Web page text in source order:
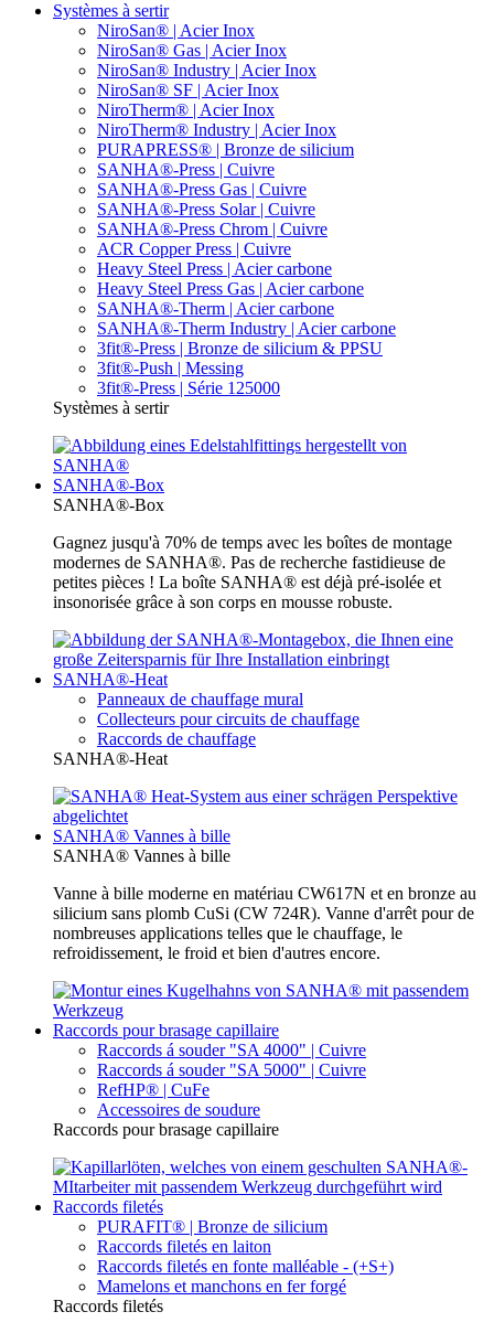
Systèmes à sertir
NiroSan® | Acier Inox
NiroSan® Gas | Acier Inox
NiroSan® Industry | Acier Inox
NiroSan® SF | Acier Inox
NiroTherm® | Acier Inox
NiroTherm® Industry | Acier Inox
PURAPRESS® | Bronze de silicium
SANHA®-Press | Cuivre
SANHA®-Press Gas | Cuivre
SANHA®-Press Solar | Cuivre
SANHA®-Press Chrom | Cuivre
ACR Copper Press | Cuivre
Heavy Steel Press | Acier carbone
Heavy Steel Press Gas | Acier carbone
SANHA®-Therm | Acier carbone
SANHA®-Therm Industry | Acier carbone
3fit®-Press | Bronze de silicium & PPSU
3fit®-Push | Messing
3fit®-Press | Série 125000
Systèmes à sertir
SANHA®-Box
SANHA®-Box
Gagnez jusqu'à 70% de temps avec les boîtes de montage
modernes de SANHA®. Pas de recherche fastidieuse de
petites pièces ! La boîte SANHA® est déjà pré-isolée et
insonorisée grâce à son corps en mousse robuste.
SANHA®-Heat
Panneaux de chauffage mural
Collecteurs pour circuits de chauffage
Raccords de chauffage
SANHA®-Heat
SANHA® Vannes à bille
SANHA® Vannes à bille
Vanne à bille moderne en matériau CW617N et en bronze au
silicium sans plomb CuSi (CW 724R). Vanne d'arrêt pour de
nombreuses applications telles que le chauffage, le
refroidissement, le froid et bien d'autres encore.
Raccords pour brasage capillaire
Raccords á souder "SA 4000" | Cuivre
Raccords á souder "SA 5000" | Cuivre
RefHP® | CuFe
Accessoires de soudure
Raccords pour brasage capillaire
Raccords filetés
PURAFIT® | Bronze de silicium
Raccords filetés en laiton
Raccords filetés en fonte malléable - (+S+)
Mamelons et manchons en fer forgé
Raccords filetés